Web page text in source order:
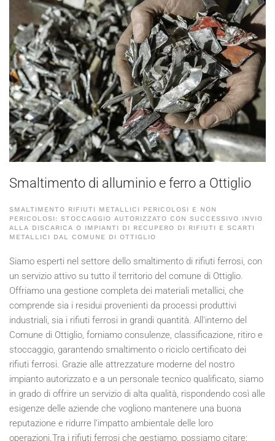
Smaltimento di alluminio e ferro a Ottiglio
SMALTIMENTO RIFIUTI METALLICI PERICOLOSI E NON
PERICOLOSI: STOCCAGGIO AUTORIZZATO CON SUCCESSIVO INVIO
ALLA DISCARICA O IMPIANTI DI RECUPERO DI RIFIUTI E SCARTI
METALLICI DAL COMUNE DI OTTIGLIO
Siamo esperti nel settore dello smaltimento di rifiuti ferrosi, con
un servizio attivo su tutto il territorio del comune di Ottiglio.
Offriamo una gestione completa dei materiali metallici, che
comprende sia i residui provenienti da processi produttivi
industriali, sia i rifiuti ferrosi in grandi quantità. All'interno del
Comune di Ottiglio, forniamo consulenze, classificazione, ritiro e
stoccaggio, garantendo smaltimento o riciclo certificato dei
rifiuti ferrosi. Grazie alle attrezzature moderne del nostro
impianto autorizzato e a un personale tecnico qualificato, siamo
in grado di offrire un servizio di alta qualità, rispondendo così alle
esigenze delle aziende che vogliono mantenere una buona
reputazione e ridurre l’impatto ambientale delle loro
operazioni.Tra i rifiuti ferrosi che gestiamo, possiamo citare: